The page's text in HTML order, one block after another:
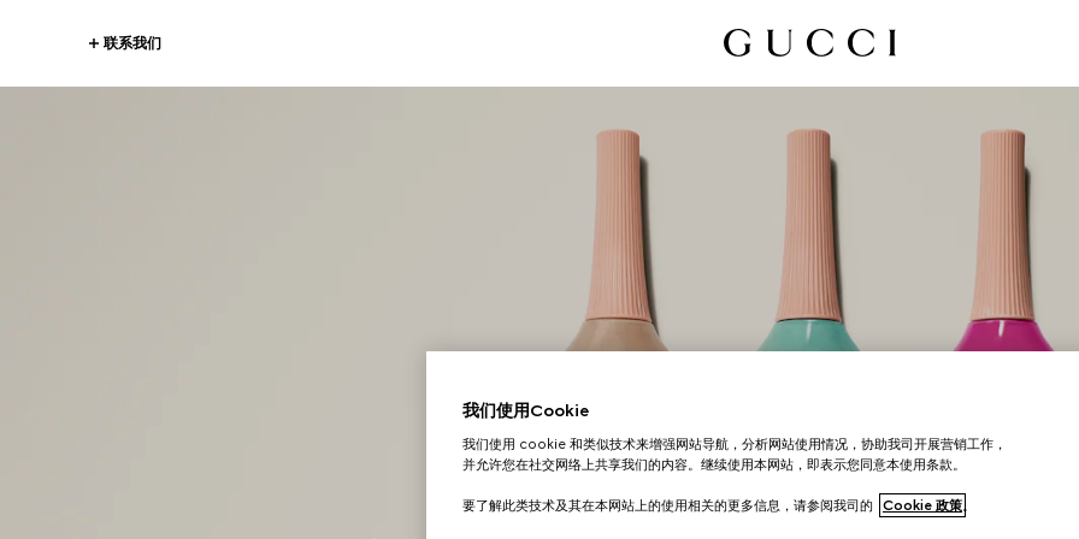
联系我们
指甲油
我们使用Cookie
我们使用 cookie 和类似技术来增强网站导航，分析网站使用情况，协助我司开展营销工作，
并允许您在社交网络上共享我们的内容。继续使用本网站，即表示您同意本使用条款。
要了解此类技术及其在本网站上的使用相关的更多信息，请参阅我司的 Cookie 政策